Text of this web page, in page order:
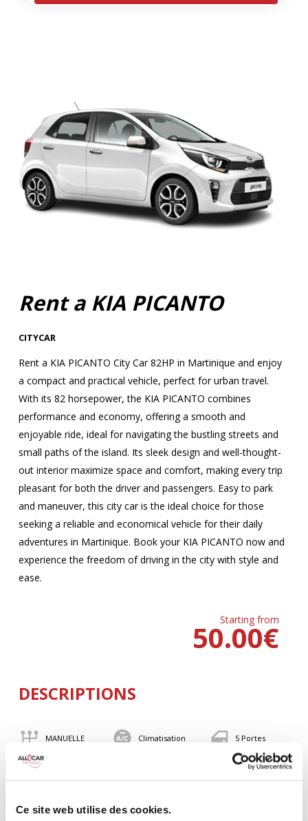
Ce site web utilise des cookies.
Rent a KIA PICANTO
CITYCAR
Rent a KIA PICANTO City Car 82HP in Martinique and enjoy
a compact and practical vehicle, perfect for urban travel.
With its 82 horsepower, the KIA PICANTO combines
performance and economy, offering a smooth and
enjoyable ride, ideal for navigating the bustling streets and
small paths of the island. Its sleek design and well-thought-
out interior maximize space and comfort, making every trip
pleasant for both the driver and passengers. Easy to park
and maneuver, this city car is the ideal choice for those
seeking a reliable and economical vehicle for their daily
adventures in Martinique. Book your KIA PICANTO now and
experience the freedom of driving in the city with style and
ease.
Starting from
€
50.00
DESCRIPTIONS
MANUELLE Climatisation 5 Portes
BLUETOOTH 82 CV